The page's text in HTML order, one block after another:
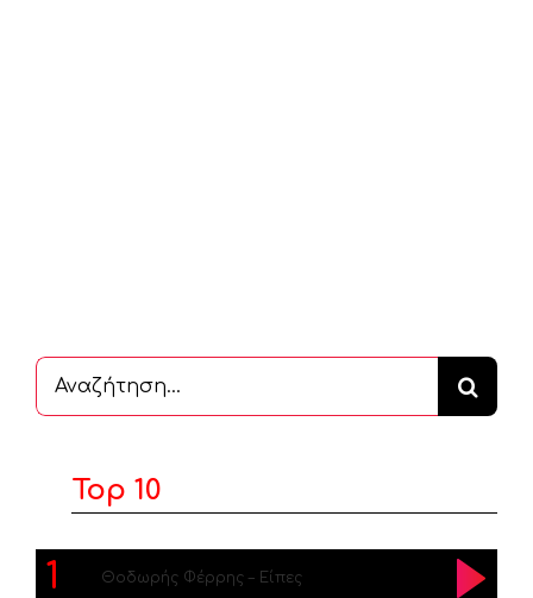
Αναζήτηση
...
Top 10
1 Θοδωρής Φέρρης – Είπες